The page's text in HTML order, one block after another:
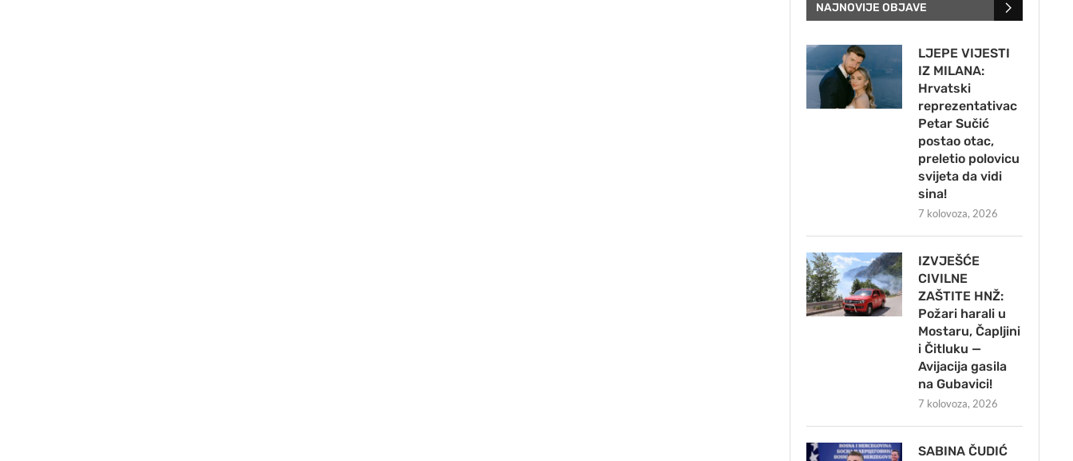
NAJNOVIJE OBJAVE
LJEPE VIJESTI
IZ MILANA:
Hrvatski
reprezentativac
Petar Sučić
postao otac,
preletio polovicu
svijeta da vidi
sina!
7 kolovoza, 2026
IZVJEŠĆE
CIVILNE
ZAŠTITE HNŽ:
Požari harali u
Mostaru, Čapljini
i Čitluku —
Avijacija gasila
na Gubavici!
7 kolovoza, 2026
SABINA ČUDIĆ